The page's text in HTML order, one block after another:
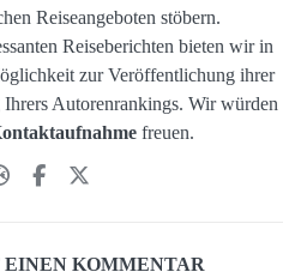
Reiseangeboten stöbern.
Reiseberichten bieten wir in
zur Veröffentlichung ihrer
Autorenrankings. Wir würden
freuen.
KOMMENTAR